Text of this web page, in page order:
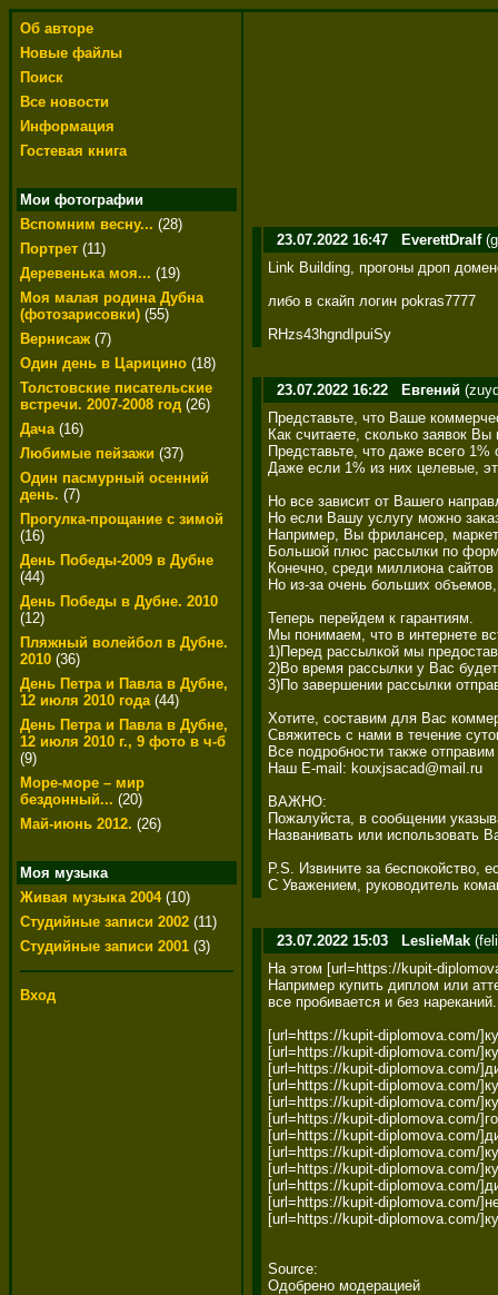
Об авторе
Новые файлы
Поиск
Все новости
Информация
Гостевая книга
Мои фотографии
Вспомним весну... (28)
Портрет (11)
Деревенька моя... (19)
Моя малая родина Дубна
(фотозарисовки) (55)
Вернисаж (7)
Один день в Царицино (18)
Толстовские писательские
встречи. 2007-2008 год (26)
Дача(16)
Любимые пейзажи (37)
Один пасмурный осенний
день. (7)
Прогулка-прощание с зимой
(16)
День Победы-2009 в Дубне
(44)
День Победы в Дубне. 2010
(12)
Пляжный волейбол в Дубне.
2010 (36)
День Петра и Павла в Дубне,
12 июля 2010 года(44)
День Петра и Павла в Дубне,
12 июля 2010 г., 9 фото в ч-б
(9)
Море-море – мир
бездонный... (20)
Май-июнь 2012. (26)
Моя музыка
Живая музыка 2004(10)
Студийные записи 2002 (11)
Студийные записи 2001 (3)
Вход
23.07.2022 16:47 EverettDralf
Link Building, прогоны дроп
либо в скайп логин pokras7777
RHzs43hgndIpuiSy
23.07.2022 16:22 Евгений
Представьте, что Ваше
Как считаете, сколько заявок
Представьте, что даже всего
Даже если 1% из них целевые,
Но все зависит от Вашего
Но если Вашу услугу можно
Например, Вы фрилансер,
Большой плюс рассылки по
Конечно, среди миллиона
Но из-за очень больших
Теперь перейдем к гарантиям.
Мы понимаем, что в интернете
1)Перед рассылкой мы
2)Во время рассылки у Вас
3)По завершении рассылки
Хотите, составим для Вас
Свяжитесь с нами в течение
Все подробности также
Наш E-mail: kouxjsacad@mail.ru
ВАЖНО:
Пожалуйста, в сообщении
Названивать или использовать
P.S. Извините за
С Уважением, руководитель
23.07.2022 15:03 LeslieMak
На этом [url=https://kupit-
Например купить диплом или
все пробивается и без
[url=https://kupit-diplomova.com/
[url=https://kupit-diplomova.com/
[url=https://kupit-diplomova.com/
[url=https://kupit-diplomova.com/
[url=https://kupit-diplomova.com/
[url=https://kupit-diplomova.com/
[url=https://kupit-diplomova.com/
[url=https://kupit-diplomova.com/
[url=https://kupit-diplomova.com/
[url=https://kupit-diplomova.com/
[url=https://kupit-diplomova.com/
[url=https://kupit-diplomova.com/
Source:
Одобрено модерацией